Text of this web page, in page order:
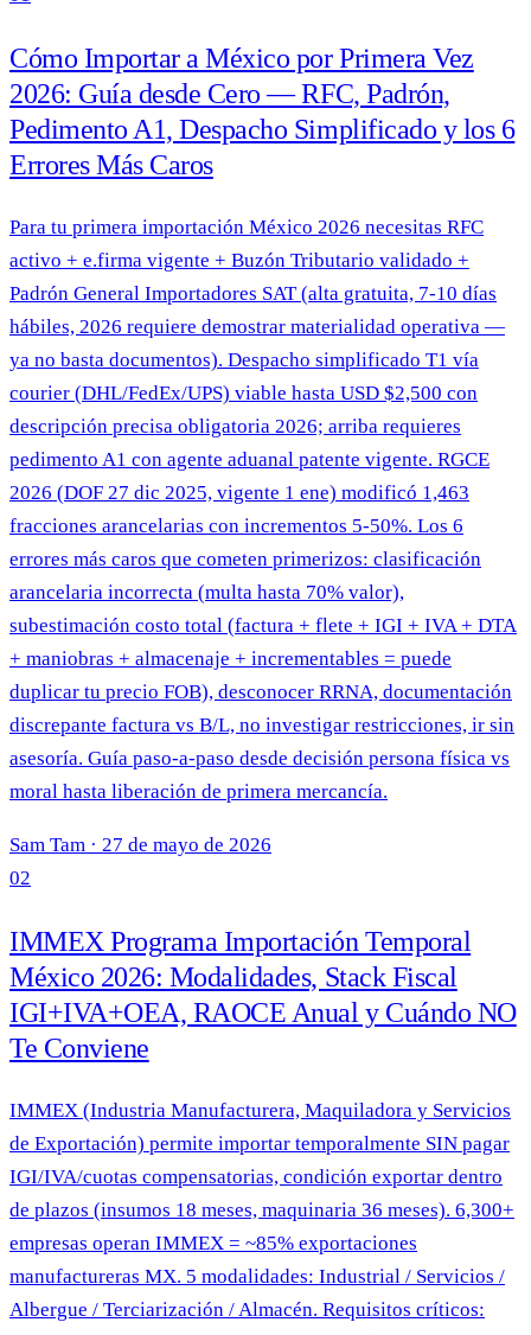
Cómo Importar a México por Primera Vez
2026: Guía desde Cero — RFC, Padrón,
Pedimento A1, Despacho Simplificado y los 6
Errores Más Caros
Para tu primera importación México 2026 necesitas RFC
activo + e.firma vigente + Buzón Tributario validado +
Padrón General Importadores SAT (alta gratuita, 7-10 días
hábiles, 2026 requiere demostrar materialidad operativa —
ya no basta documentos). Despacho simplificado T1 vía
courier (DHL/FedEx/UPS) viable hasta USD $2,500 con
descripción precisa obligatoria 2026; arriba requieres
pedimento A1 con agente aduanal patente vigente. RGCE
2026 (DOF 27 dic 2025, vigente 1 ene) modificó 1,463
fracciones arancelarias con incrementos 5-50%. Los 6
errores más caros que cometen primerizos: clasificación
arancelaria incorrecta (multa hasta 70% valor),
subestimación costo total (factura + flete + IGI + IVA + DTA
+ maniobras + almacenaje + incrementables = puede
duplicar tu precio FOB), desconocer RRNA, documentación
discrepante factura vs B/L, no investigar restricciones, ir sin
asesoría. Guía paso-a-paso desde decisión persona física vs
moral hasta liberación de primera mercancía.
Sam Tam · 27 de mayo de 2026
02
IMMEX Programa Importación Temporal
México 2026: Modalidades, Stack Fiscal
IGI+IVA+OEA, RAOCE Anual y Cuándo NO
Te Conviene
IMMEX (Industria Manufacturera, Maquiladora y Servicios
de Exportación) permite importar temporalmente SIN pagar
IGI/IVA/cuotas compensatorias, condición exportar dentro
de plazos (insumos 18 meses, maquinaria 36 meses). 6,300+
empresas operan IMMEX = ~85% exportaciones
manufactureras MX. 5 modalidades: Industrial / Servicios /
Albergue / Terciarización / Almacén. Requisitos críticos: